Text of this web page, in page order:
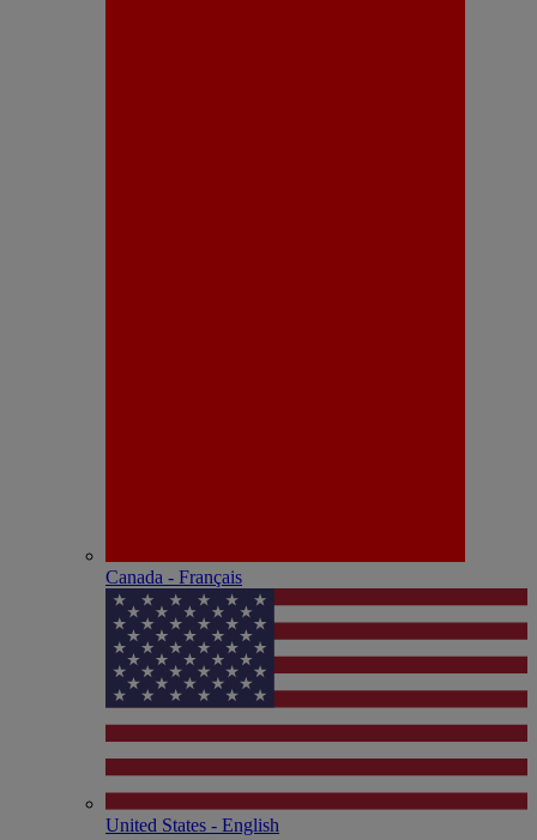
Canada - Français
United States - English